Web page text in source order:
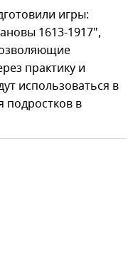
игры:
1613-1917",
практику и
использоваться в
подростков в